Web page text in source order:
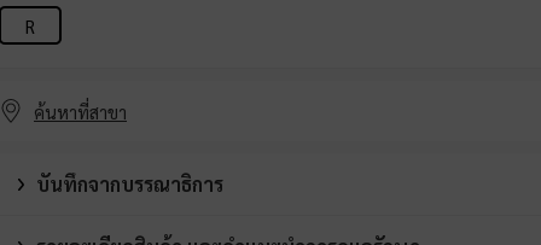
R
ค้นหาที่สาขา
บันทึกจากบรรณาธิการ